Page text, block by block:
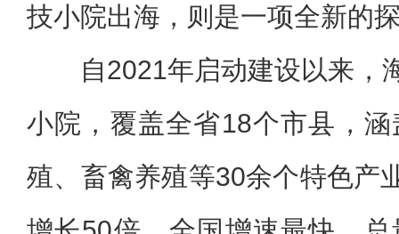
技小院出海，则是一项全新的
自2021年启动建设以来，
小院，覆盖全省18个市县，
殖、畜禽养殖等30余个特色产